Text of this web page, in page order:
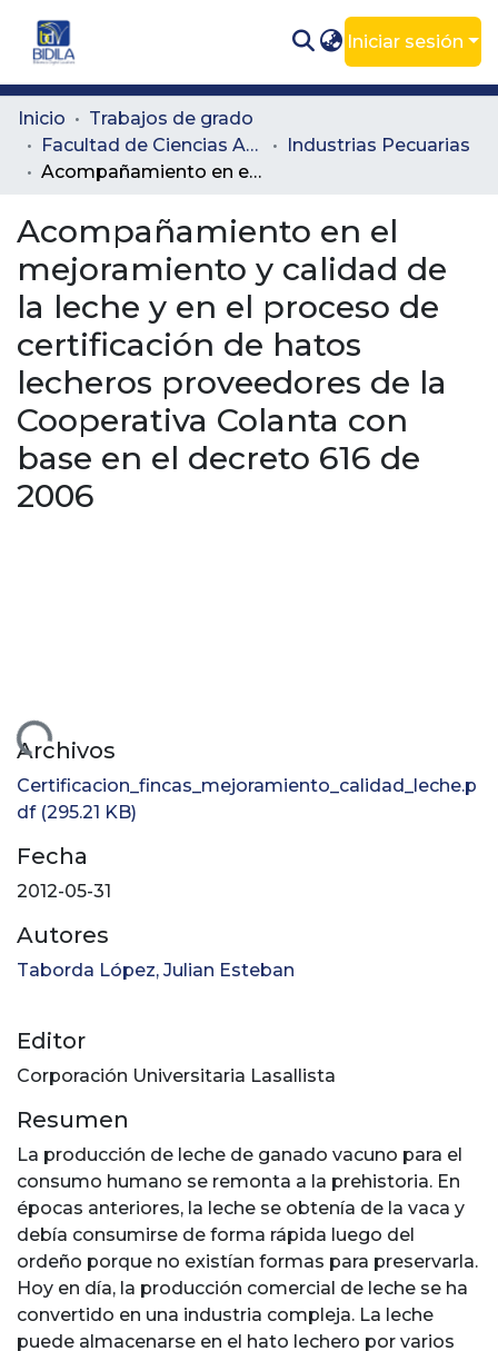
Iniciar sesión
Comunidades
Todo DSpace
Estadísticas
Inicio
Trabajos de grado
Facultad de Ciencias Administrativas y Agropecuarias
Industrias Pecuarias
Acompañamiento en el mejoramiento y calidad de la leche y en el proceso de certificación de hatos lecheros proveedores de la Cooperativa Colanta con base en el decreto 616 de 2006
Acompañamiento en el
mejoramiento y calidad de
la leche y en el proceso de
certificación de hatos
lecheros proveedores de la
Cooperativa Colanta con
base en el decreto 616 de
2006
Archivos
Certificacion_fincas_mejoramiento_calidad_leche.p
df(295.21 KB)
Fecha
2012-05-31
Autores
Taborda López, Julian Esteban
Editor
Corporación Universitaria Lasallista
Resumen
La producción de leche de ganado vacuno para el
consumo humano se remonta a la prehistoria. En
épocas anteriores, la leche se obtenía de la vaca y
debía consumirse de forma rápida luego del
ordeño porque no existían formas para preservarla.
Hoy en día, la producción comercial de leche se ha
convertido en una industria compleja. La leche
puede almacenarse en el hato lechero por varios